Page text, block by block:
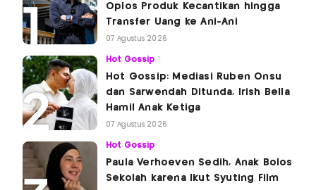
Oplos Produk Kecantikan hingga
Transfer Uang ke Ani-Ani
07 Agustus 2026
Hot Gossip
Hot Gossip: Mediasi Ruben Onsu
dan Sarwendah Ditunda, Irish Bella
Hamil Anak Ketiga
07 Agustus 2026
Hot Gossip
Paula Verhoeven Sedih, Anak Bolos
Sekolah karena Ikut Syuting Film